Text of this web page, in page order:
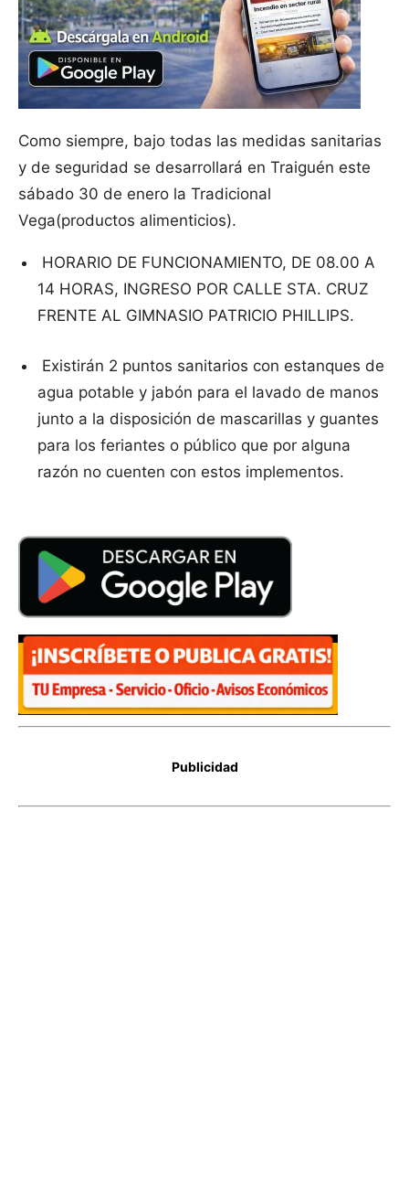
Como siempre, bajo todas las medidas sanitarias
y de seguridad se desarrollará en Traiguén este
sábado 30 de enero la Tradicional
Vega(productos alimenticios).
HORARIO DE FUNCIONAMIENTO, DE 08.00 A
14 HORAS, INGRESO POR CALLE STA. CRUZ
FRENTE AL GIMNASIO PATRICIO PHILLIPS.
Existirán 2 puntos sanitarios con estanques de
agua potable y jabón para el lavado de manos
junto a la disposición de mascarillas y guantes
para los feriantes o público que por alguna
razón no cuenten con estos implementos.
Publicidad